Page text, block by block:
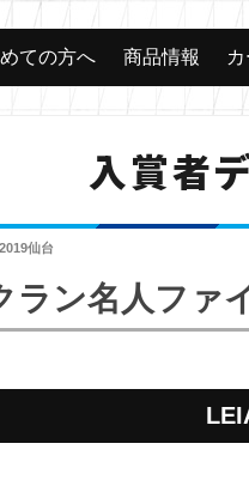
ての方へ 商品情報
入賞者
仙台
ラン名人ファ